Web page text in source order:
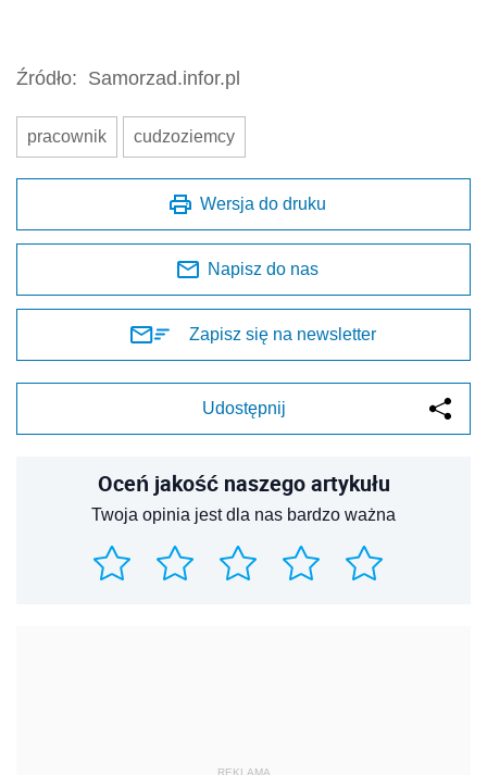
Źródło: Samorzad.infor.pl
pracownik cudzoziemcy
Wersja do druku
Napisz do nas
Zapisz się na newsletter
Udostępnij
Oceń jakość naszego artykułu
Twoja opinia jest dla nas bardzo ważna
REKLAMA